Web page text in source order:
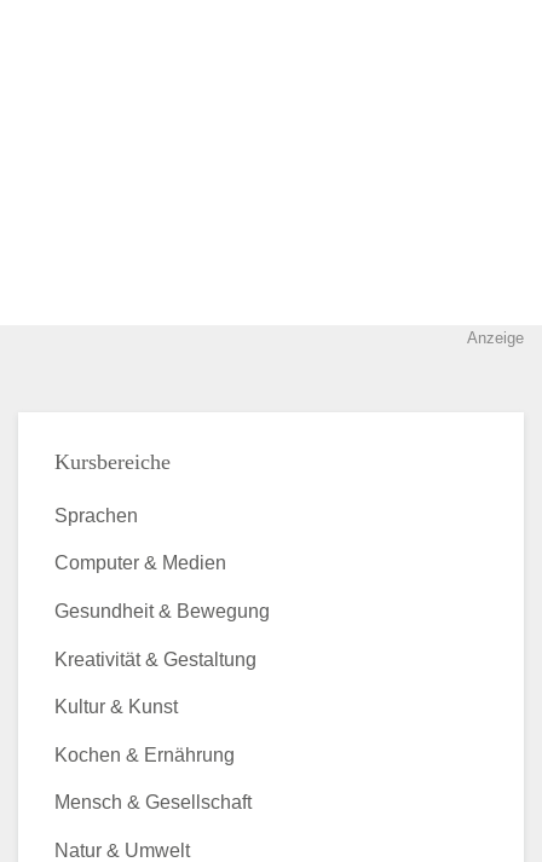
Anzeige
Kursbereiche
Sprachen
Computer & Medien
Gesundheit & Bewegung
Kreativität & Gestaltung
Kultur & Kunst
Kochen & Ernährung
Mensch & Gesellschaft
Natur & Umwelt